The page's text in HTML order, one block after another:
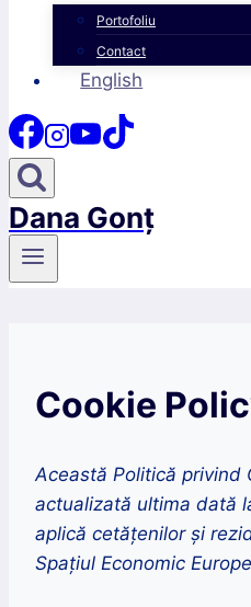
Portofoliu
Contact
English
Dana Gonț
Cookie
Această Politică privind
actualizată ultima dată
aplică cetățenilor și
Spațiul Economic